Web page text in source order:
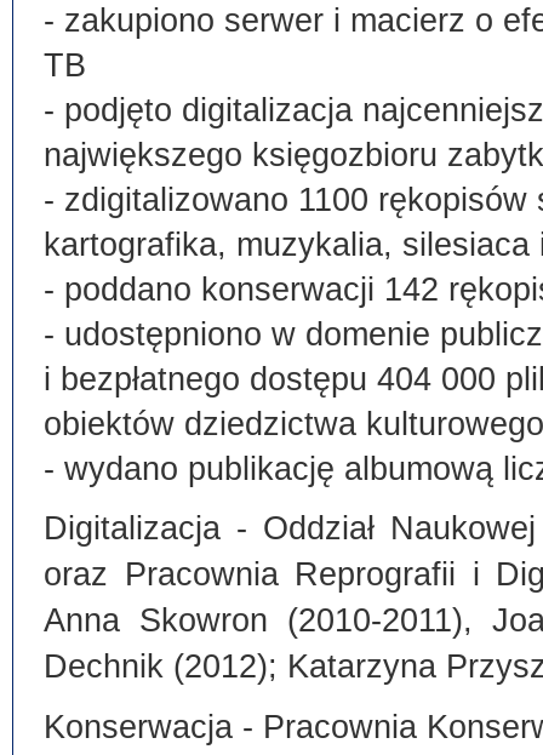
- zakupiono serwer i macierz o
TB
- podjęto digitalizacja
największego księgozbioru
- zdigitalizowano 1100
kartografika, muzykalia, silesiaca
- poddano konserwacji 142
- udostępniono w domenie
i bezpłatnego dostępu 404 000
obiektów dziedzictwa kulturowego
- wydano publikację albumową
Digitalizacja - Oddział
oraz Pracownia Reprografii i
Anna Skowron (2010-2011),
Dechnik (2012); Katarzyna
Konserwacja - Pracownia